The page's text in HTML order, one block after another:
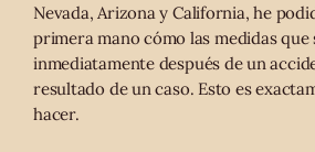
Nevada, Arizona y California, he
primera mano cómo las medidas que
inmediatamente después de un
resultado de un caso. Esto es
hacer.